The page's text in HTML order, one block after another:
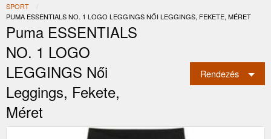
SPORT
JELENLEGI:
PUMA ESSENTIALS NO. 1 LOGO LEGGINGS NŐI LEGGINGS, FEKETE, MÉRET
Puma ESSENTIALS
NO. 1 LOGO
LEGGINGS Női
Leggings, Fekete,
Méret
Rendezés